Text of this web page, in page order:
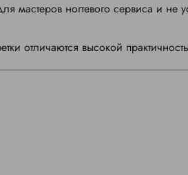
мастеров ногтевого сервиса и не
отличаются высокой